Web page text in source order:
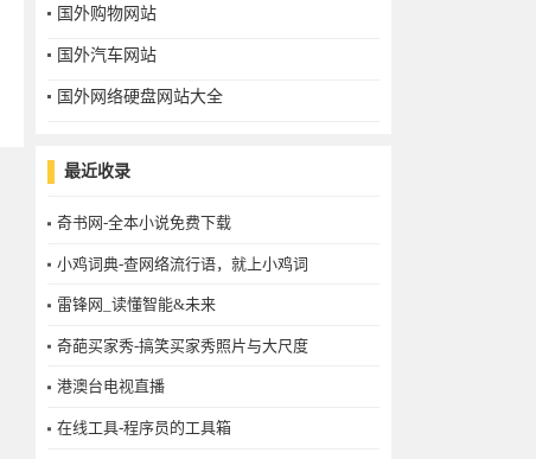
国外购物网站
国外汽车网站
国外网络硬盘网站大全
最近收录
奇书网-全本小说免费下载
小鸡词典-查网络流行语，就上小鸡词
雷锋网_读懂智能&未来
奇葩买家秀-搞笑买家秀照片与大尺度
港澳台电视直播
在线工具-程序员的工具箱